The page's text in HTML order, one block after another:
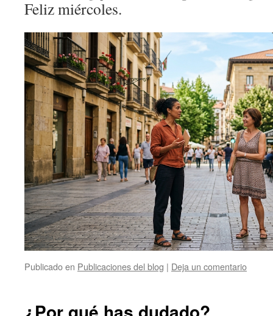
Feliz miércoles.
Publicado en Publicaciones del blog | Deja un comentario